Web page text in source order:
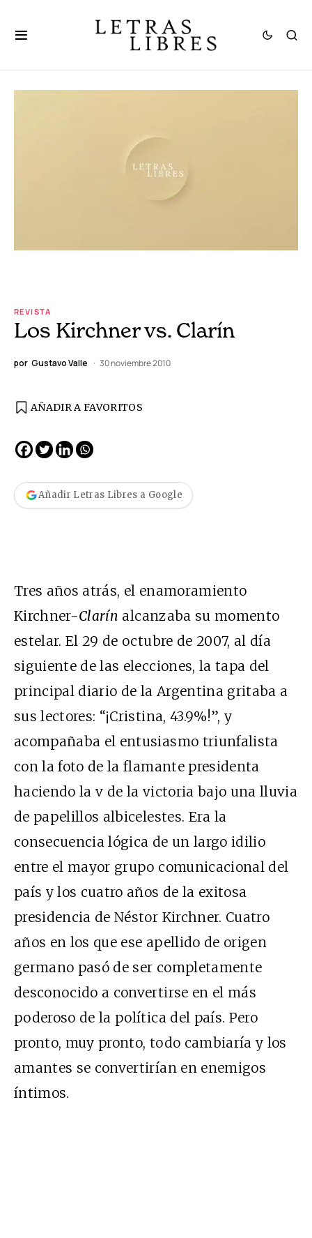
REVISTA
Los Kirchner vs. Clarín
por Gustavo Valle 30 noviembre 2010
AÑADIR A FAVORITOS
Añadir Letras Libres a Google
Tres años atrás, el enamoramiento
Kirchner-Clarín alcanzaba su momento
estelar. El 29 de octubre de 2007, al día
siguiente de las elecciones, la tapa del
principal diario de la Argentina gritaba a
sus lectores: “¡Cristina, 43.9%!”, y
acompañaba el entusiasmo triunfalista
con la foto de la flamante presidenta
haciendo la v de la victoria bajo una lluvia
de papelillos albicelestes. Era la
consecuencia lógica de un largo idilio
entre el mayor grupo comunicacional del
país y los cuatro años de la exitosa
presidencia de Néstor Kirchner. Cuatro
años en los que ese apellido de origen
germano pasó de ser completamente
desconocido a convertirse en el más
poderoso de la política del país. Pero
pronto, muy pronto, todo cambiaría y los
amantes se convertirían en enemigos
íntimos.